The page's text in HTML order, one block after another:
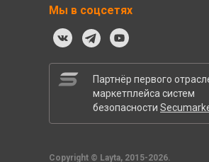
Мы в соцсетях
Партнёр первого
маркетплейса систем
безопасности
Copyright © Layta, 2015-2026.